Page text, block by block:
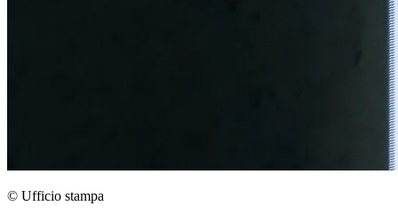
© Ufficio stampa